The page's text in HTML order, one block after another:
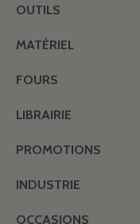
OUTILS
MATÉRIEL
FOURS
LIBRAIRIE
PROMOTIONS
INDUSTRIE
OCCASIONS